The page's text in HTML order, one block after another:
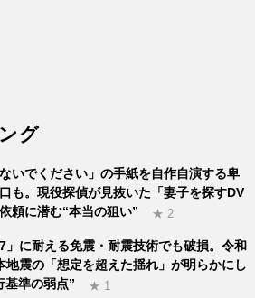
グ
ないでください」の手紙を自作自演する卑
も。現役探偵が見抜いた「妻子を探すDV
頼に潜む“本当の狙い”
★ 2
7」に耐える免震・耐震技術でも破損。令和
地震の「想定を超えた揺れ」が明らかにし
基準の弱点”
★ 1